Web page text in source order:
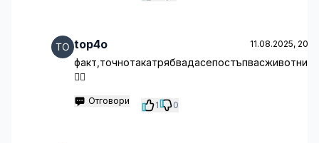
top4o 11.08.2025,
🤦‍♂️
Отговори 1 0